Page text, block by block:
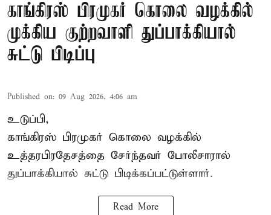
காங்கிரஸ் பிரமுகர் கொலை வழக்கில்
முக்கிய குற்றவாளி துப்பாக்கியால்
சுட்டு பிடிப்பு
Published on: 09 Aug 2026, 4:06 am
உடுப்பி,
காங்கிரஸ் பிரமுகர் கொலை வழக்கில்
உத்தரபிரதேசத்தை சேர்ந்தவர் போலீசாரால்
துப்பாக்கியால் சுட்டு பிடிக்கப்பட்டுள்ளார்.
Read More